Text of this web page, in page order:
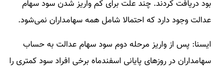
بود دریافت کردند. چند علت برای کم واریز شدن سود سهام
عدالت وجود دارد که احتمالا شامل همه سهامداران نمی‌شود.
ایسنا: پس از واریز مرحله دوم سود سهام عدالت به حساب
سهامداران در روزهای پایانی اسفندماه برخی افراد سود کمتری را